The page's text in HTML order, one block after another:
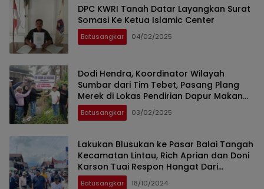
DPC KWRI Tanah Datar Layangkan Surat
Somasi Ke Ketua Islamic Center
Batusangkar 04/02/2025
Dodi Hendra, Koordinator Wilayah
Sumbar dari Tim Tebet, Pasang Plang
Merek di Lokas Pendirian Dapur Makan
Gratis
Batusangkar 03/02/2025
Lakukan Blusukan ke Pasar Balai Tangah
Kecamatan Lintau, Rich Aprian dan Doni
Karson Tuai Respon Hangat Dari
Masyaraka
Batusangkar 18/10/2024